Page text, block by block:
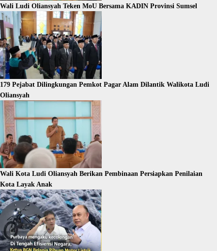
Wali Ludi Oliansyah Teken MoU Bersama KADIN Provinsi Sumsel
179 Pejabat Dilingkungan Pemkot Pagar Alam Dilantik Walikota Ludi
Oliansyah
Wali Kota Ludi Oliansyah Berikan Pembinaan Persiapkan Penilaian
Kota Layak Anak